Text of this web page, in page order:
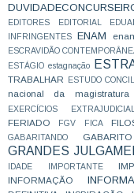
EDITORES EDITORIAL
INFRINGENTES
ENAM
ESCRAVIDÃO
ESTÁGIO estagnação
TRABALHAR
ESTUDO
nacional da magistratura
EXERCÍCIOS EXTRAJUDICIAL
FERIADO FGV FICA
GABARITANDO
GABARITO
GRANDES
IDADE
IMPORTANTE
INFORMAÇÃO